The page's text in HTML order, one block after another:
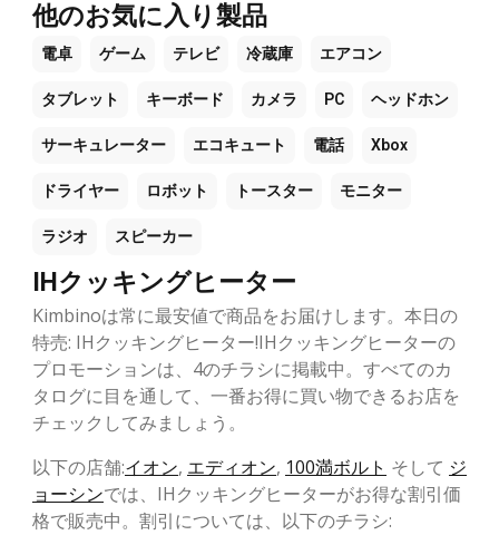
他のお気に入り製品
電卓 ゲーム テレビ 冷蔵庫 エアコン
タブレット キーボード カメラ PC ヘッドホン
サーキュレーター エコキュート 電話 Xbox
ドライヤー ロボット トースター モニター
ラジオ スピーカー
IHクッキングヒーター
Kimbinoは常に最安値で商品をお届けします。本日の
特売: IHクッキングヒーター!IHクッキングヒーターの
プロモーションは、4のチラシに掲載中。すべてのカ
タログに目を通して、一番お得に買い物できるお店を
チェックしてみましょう。
以下の店舗:イオン, エディオン, 100満ボルト そして ジ
ョーシンでは、IHクッキングヒーターがお得な割引価
格で販売中。割引については、以下のチラシ: